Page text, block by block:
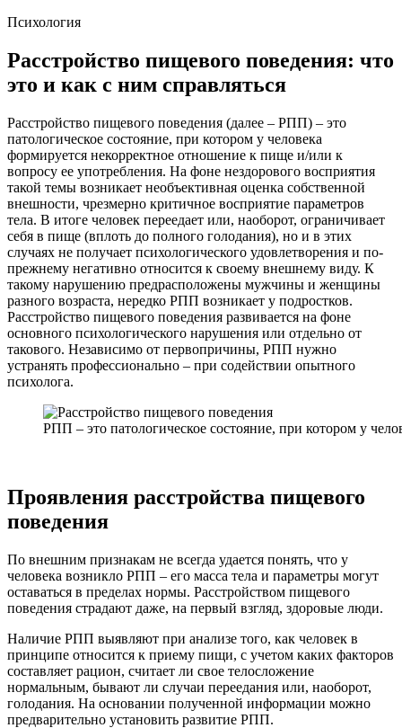
Психология
Расстройство пищевого поведения: что
это и как с ним справляться
Расстройство пищевого поведения (далее – РПП) – это
патологическое состояние, при котором у человека
формируется некорректное отношение к пище и/или к
вопросу ее употребления. На фоне нездорового восприятия
такой темы возникает необъективная оценка собственной
внешности, чрезмерно критичное восприятие параметров
тела. В итоге человек переедает или, наоборот, ограничивает
себя в пище (вплоть до полного голодания), но и в этих
случаях не получает психологического удовлетворения и по-
прежнему негативно относится к своему внешнему виду. К
такому нарушению предрасположены мужчины и женщины
разного возраста, нередко РПП возникает у подростков.
Расстройство пищевого поведения развивается на фоне
основного психологического нарушения или отдельно от
такового. Независимо от первопричины, РПП нужно
устранять профессионально – при содействии опытного
психолога.
РПП – это патологическое состояние, при котором у
Проявления расстройства пищевого
поведения
По внешним признакам не всегда удается понять, что у
человека возникло РПП – его масса тела и параметры могут
оставаться в пределах нормы. Расстройством пищевого
поведения страдают даже, на первый взгляд, здоровые люди.
Наличие РПП выявляют при анализе того, как человек в
принципе относится к приему пищи, с учетом каких факторов
составляет рацион, считает ли свое телосложение
нормальным, бывают ли случаи переедания или, наоборот,
голодания. На основании полученной информации можно
предварительно установить развитие РПП.